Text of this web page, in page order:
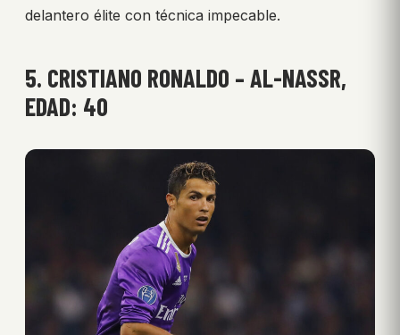
delantero élite con técnica impecable.
5. CRISTIANO RONALDO – AL-NASSR,
EDAD: 40